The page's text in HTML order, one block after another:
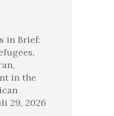
in Brief:
in the
29, 2026